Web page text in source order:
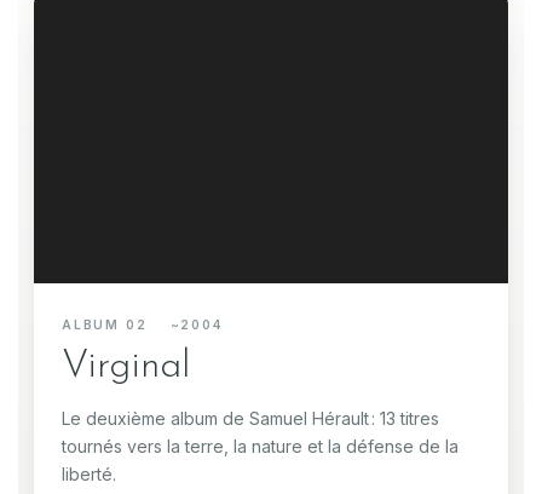
ALBUM 02 ~2004
Virginal
Le deuxième album de Samuel Hérault : 13 titres
tournés vers la terre, la nature et la défense de la
liberté.